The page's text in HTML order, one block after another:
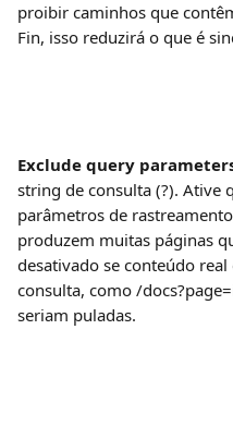
proibir caminhos que
Fin, isso reduzirá o que é
Exclude query
string de consulta (?). Ative
parâmetros de
produzem muitas páginas
desativado se conteúdo
consulta, como /
seriam puladas.